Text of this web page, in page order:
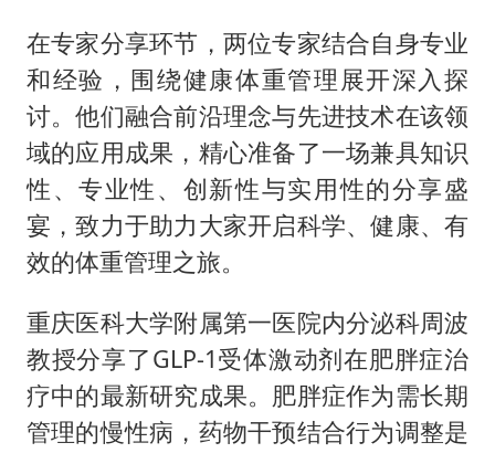
在专家分享环节，两位专家结合自身专业
和经验，围绕健康体重管理展开深入探
讨。他们融合前沿理念与先进技术在该领
域的应用成果，精心准备了一场兼具知识
性、专业性、创新性与实用性的分享盛
宴，致力于助力大家开启科学、健康、有
效的体重管理之旅。
重庆医科大学附属第一医院内分泌科周波
教授分享了GLP-1受体激动剂在肥胖症治
疗中的最新研究成果。肥胖症作为需长期
管理的慢性病，药物干预结合行为调整是